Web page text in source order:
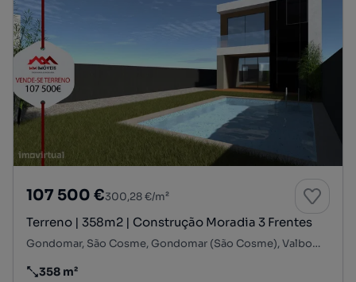
107 500 €300,28 €/m²
Terreno | 358m2 | Construção Moradia 3 Frentes
Gondomar, São Cosme, Gondomar (São Cosme), Valbom e Jovim, Gondomar, Porto
Preço por metro quadrado
358 m²